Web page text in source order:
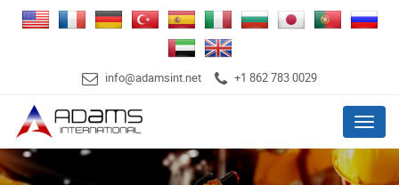
info@adamsint.net +1 862 783 0029
Menu